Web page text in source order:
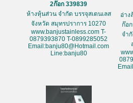
2ก๊อก 339839
ห้างหุ้นส่วน จำกัด บรรจุสเตนเลส
จังหวัด สมุทรปราการ 10270
www.banjustainless.com T-
0879393870 T-0899285052
Email:banju80@Hotmail.com
Line:banju80
อ่าง
ก๊อ
จำ